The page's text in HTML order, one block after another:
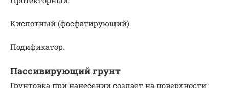
Кислотный (фосфатирующий).
Подификатор.
Пассивирующий грунт
Грунтовка при нанесении создает на поверхности